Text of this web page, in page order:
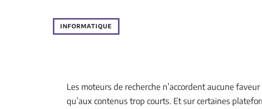
INFORMATIQUE
Les moteurs de recherche n’accordent aucune
qu’aux contenus trop courts. Et sur certaines